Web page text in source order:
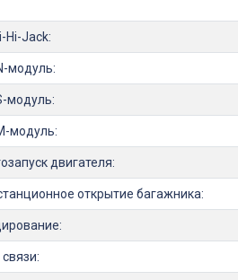
Hi-Jack:
модуль:
модуль:
модуль:
двигателя:
открытие багажника: